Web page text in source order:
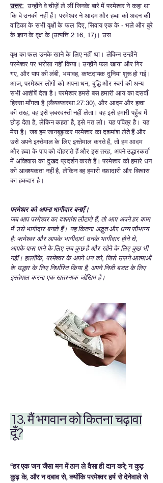
उत्तर: उन्होंने वे चीज़ें ले लीं जिनके बारे में परमेश्वर ने कहा था
कि वे उनकी नहीं हैं। परमेश्वर ने आदम और हव्वा को अदन की
वाटिका के सभी वृक्षों के फल दिए, सिवाय एक के - भले और बुरे
के ज्ञान के वृक्ष के (उत्पत्ति 2:16, 17)। उस
वृक्ष का फल उनके खाने के लिए नहीं था। लेकिन उन्होंने
परमेश्वर पर भरोसा नहीं किया। उन्होंने फल खाया और गिर
गए, और पाप की लंबी, भयावह, कष्टदायक दुनिया शुरू हो गई।
आज, परमेश्वर लोगों को अपना धन, बुद्धि और स्वर्ग की अन्य
सभी आशीषें देता है। परमेश्वर हमसे बस हमारी आय का दसवाँ
हिस्सा माँगता है (लैव्यव्यवस्था 27:30), और आदम और हव्वा
की तरह, वह इसे ज़बरदस्ती नहीं लेता। वह इसे हमारी पहुँच में
छोड़ देता है, लेकिन कहता है, इसे मत लो। यह पवित्र है। यह
मेरा है। जब हम जानबूझकर परमेश्वर का दशमांश लेते हैं और
उसे अपने इस्तेमाल के लिए इस्तेमाल करते हैं, तो हम आदम
और हव्वा के पाप को दोहराते हैं और इस तरह, अपने उद्धारकर्ता
में अविश्वास का दुखद प्रदर्शन करते हैं। परमेश्वर को हमारे धन
की आवश्यकता नहीं है, लेकिन वह हमारी वफ़ादारी और विश्वास
का हकदार है।
परमेश्वर को अपना भागीदार बनाएँ।
जब आप परमेश्वर का दशमांश लौटाते हैं, तो आप अपने हर काम
में उसे भागीदार बनाते हैं। यह कितना अद्भुत और धन्य सौभाग्य
है: परमेश्वर और आपके भागीदार! उनके भागीदार होने से,
आपके पास पाने के लिए सब कुछ है और खोने के लिए कुछ भी
नहीं। हालाँकि, परमेश्वर के अपने धन को, जिसे उसने आत्माओं
के उद्धार के लिए निर्धारित किया है, अपने निजी बजट के लिए
इस्तेमाल करना एक खतरनाक जोखिम है।
13. मैं भगवान को कितना चढ़ावा
दूँ?
“हर एक जन जैसा मन में ठान ले वैसा ही दान करे; न कुढ़
कुढ़ के, और न दबाव से, क्योंकि परमेश्वर हर्ष से देनेवाले से